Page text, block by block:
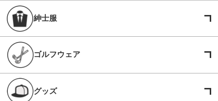
紳士服
ゴルフウェア
グッズ